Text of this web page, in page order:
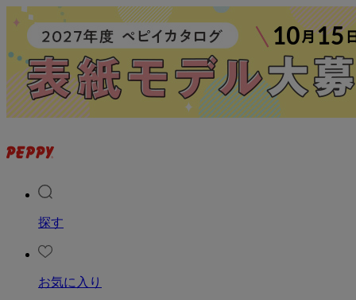
探す
お気に入り